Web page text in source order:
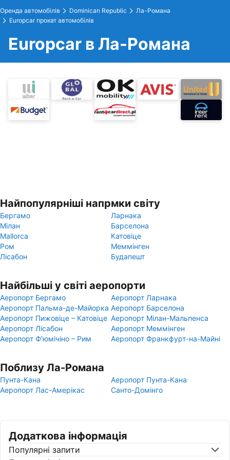
Оренда автомобілів Dominican Republic
Ла-Романа
Europcar прокат автомобілів
Europcar в Ла-Романа
Найпопулярніші напрмки світу
Бергамо
Ларнака
Мілан
Барселона
Mallorca
Катовіце
Ром
Меммінген
Лісабон
Будапешт
Найбільші у світі аеропорти
Аеропорт Бергамо
Аеропорт Ларнака
Аеропорт Пальма-де-Майорка Аеропорт Барселона
Аеропорт Пижовіце – Катовіце Аеропорт Мілан-Мальпенса
Аеропорт Лісабон
Аеропорт Меммінген
Аеропорт Ф'юмічіно – Рим
Аеропорт Франкфурт-на-Майні
Поблизу Ла-Романа
Пунта-Кана
Аеропорт Пунта-Кана
Аеропорт Лас-Амерікас
Санто-Домінго
Додаткова інформація
Популярні запити